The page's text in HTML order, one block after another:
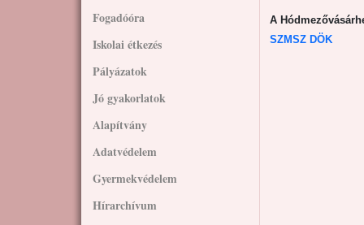
Fogadóóra
Iskolai étkezés
Pályázatok
Jó gyakorlatok
Alapítvány
Adatvédelem
Gyermekvédelem
Hírarchívum
A
SZMSZ DÖK